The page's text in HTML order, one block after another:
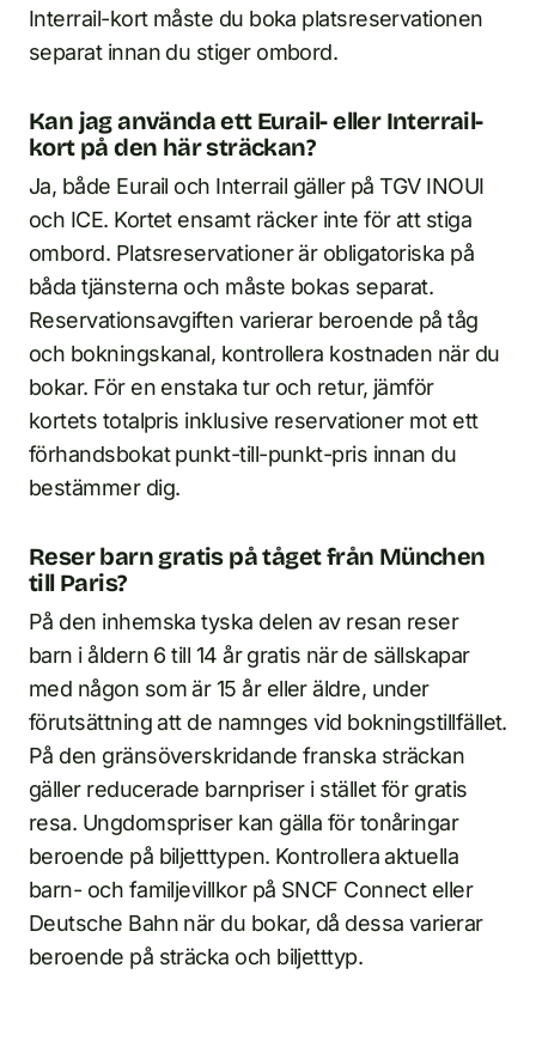
Interrail-kort måste du boka platsreservationen
separat innan du stiger ombord.
Kan jag använda ett Eurail- eller Interrail-
kort på den här sträckan?
Ja, både Eurail och Interrail gäller på TGV INOUI
och ICE. Kortet ensamt räcker inte för att stiga
ombord. Platsreservationer är obligatoriska på
båda tjänsterna och måste bokas separat.
Reservationsavgiften varierar beroende på tåg
och bokningskanal, kontrollera kostnaden när du
bokar. För en enstaka tur och retur, jämför
kortets totalpris inklusive reservationer mot ett
förhandsbokat punkt-till-punkt-pris innan du
bestämmer dig.
Reser barn gratis på tåget från München
till Paris?
På den inhemska tyska delen av resan reser
barn i åldern 6 till 14 år gratis när de sällskapar
med någon som är 15 år eller äldre, under
förutsättning att de namnges vid bokningstillfället.
På den gränsöverskridande franska sträckan
gäller reducerade barnpriser i stället för gratis
resa. Ungdomspriser kan gälla för tonåringar
beroende på biljetttypen. Kontrollera aktuella
barn- och familjevillkor på SNCF Connect eller
Deutsche Bahn när du bokar, då dessa varierar
beroende på sträcka och biljetttyp.